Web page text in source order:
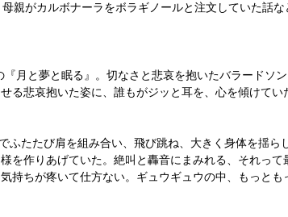
親がカルボナーラをボラギノールと注文していた話な
月と夢と眠る』。切なさと悲哀を抱いたバラードソ
る悲哀抱いた姿に、誰もがジッと耳を、心を傾けてい
たたび肩を組み合い、飛び跳ね、大きく身体を揺ら
を作りあげていた。絶叫と轟音にまみれる、それって
持ちが疼いて仕方ない。ギュウギュウの中、もっとも